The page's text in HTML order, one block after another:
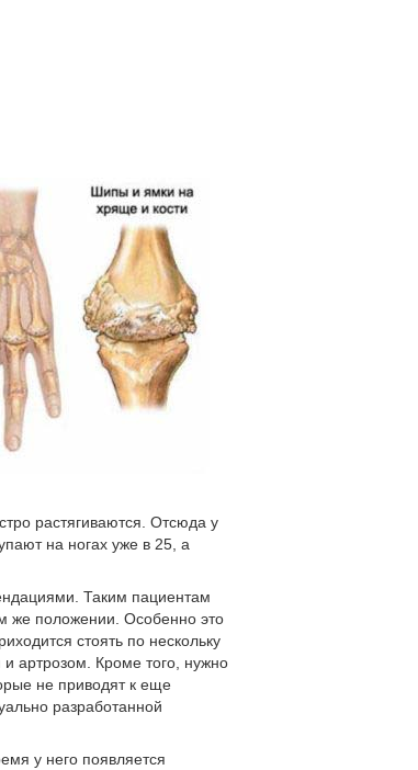
растягиваются. Отсюда у
на ногах уже в 25, а
Таким пациентам
же положении. Особенно это
стоять по нескольку
и артрозом. Кроме того, нужно
не приводят к еще
разработанной
у него появляется